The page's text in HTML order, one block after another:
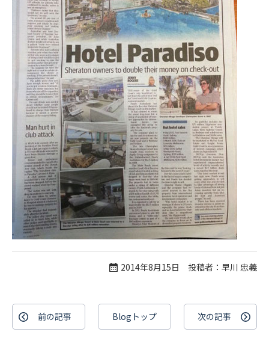
2014年8月15日 投稿者：早川 忠義
前の記事 Blogトップ 次の記事